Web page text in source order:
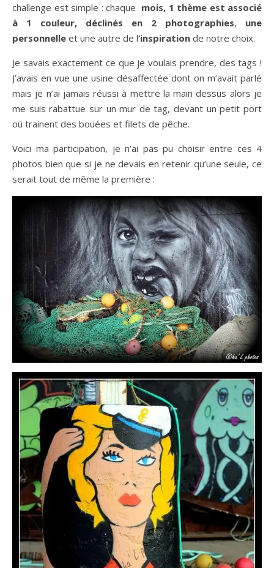
challenge est simple : chaque mois, 1 thème est associé
à 1 couleur, déclinés en
2 photographies, une
personnelle et une autre de l’inspiration de notre choix.
Je savais exactement ce que je voulais prendre, des tags !
J’avais en vue une usine désaffectée dont on m’avait parlé
mais je n’ai jamais réussi à mettre la main dessus alors je
me suis rabattue sur un mur de tag, devant un petit port
où trainent des bouées et filets de pêche.
Voici ma participation, je n’ai pas pu choisir entre ces 4
photos bien que si je ne devais en retenir qu’une seule, ce
serait tout de même la première :